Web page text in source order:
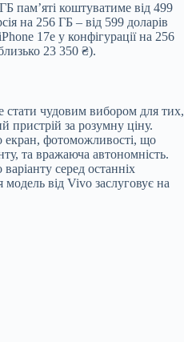
пам’яті коштуватиме від 499
на 256 ГБ – від 599 доларів
17e у конфігурації на 256
23 350 ₴).
чудовим вибором для тих,
пристрій за розумну ціну.
фотоможливості, що
та вражаюча автономність.
серед останніх
від Vivo заслуговує на